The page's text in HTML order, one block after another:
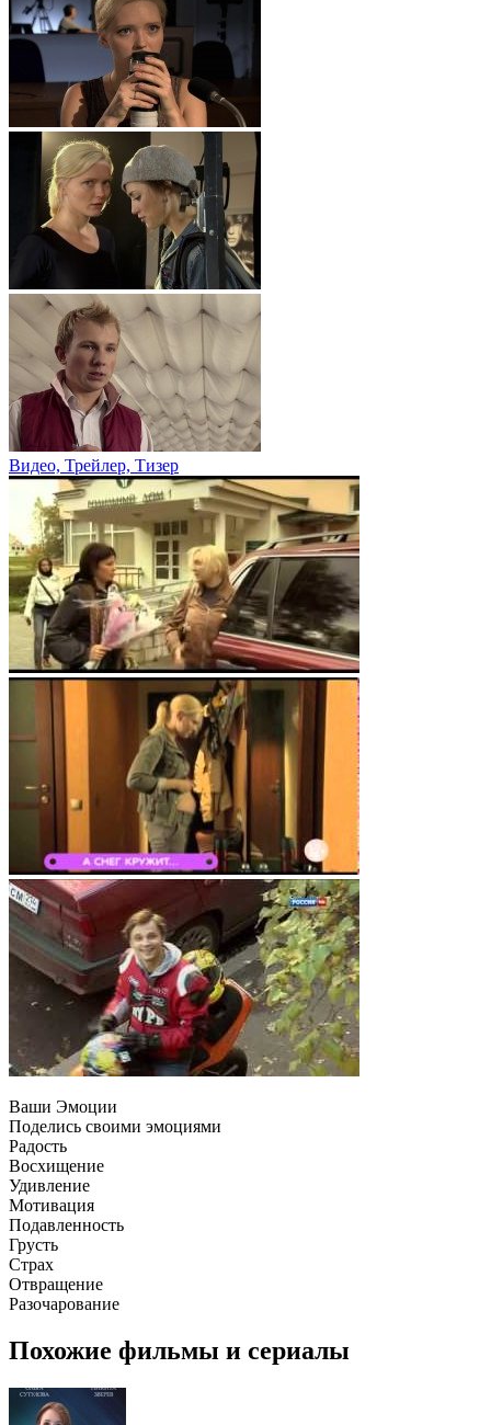
Видео, Трейлер, Тизер
Ваши Эмоции
Поделись своими эмоциями
Радость
Восхищение
Удивление
Мотивация
Подавленность
Грусть
Страх
Отвращение
Разочарование
Похожие фильмы и сериалы